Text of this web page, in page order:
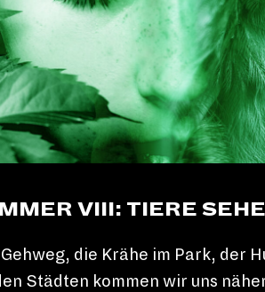
VIII: TIERE
die Krähe im Park, der
Städten kommen wir uns